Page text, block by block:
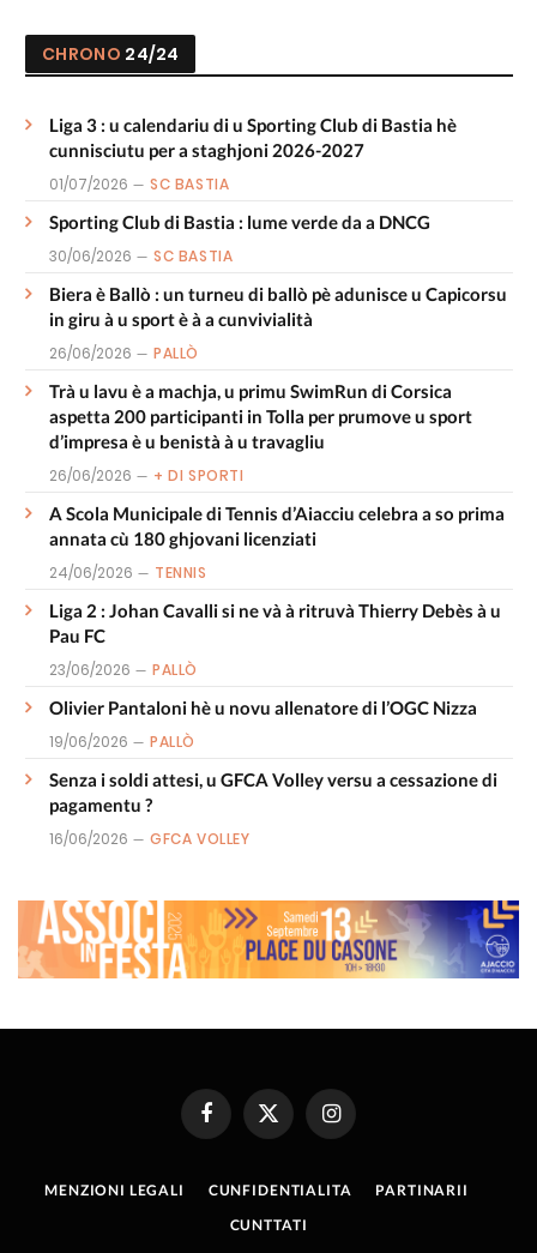
CHRONO 24/24
Liga 3 : u calendariu di u Sporting Club di Bastia hè
cunnisciutu per a staghjoni 2026-2027
01/07/2026 SC BASTIA
Sporting Club di Bastia : lume verde da a DNCG
30/06/2026 SC BASTIA
Biera è Ballò : un turneu di ballò pè adunisce u Capicorsu
in giru à u sport è à a cunvivialità
26/06/2026 PALLÒ
Trà u lavu è a machja, u primu SwimRun di Corsica
aspetta 200 participanti in Tolla per prumove u sport
d’impresa è u benistà à u travagliu
26/06/2026 + DI SPORTI
A Scola Municipale di Tennis d’Aiacciu celebra a so prima
annata cù 180 ghjovani licenziati
24/06/2026 TENNIS
Liga 2 : Johan Cavalli si ne và à ritruvà Thierry Debès à u
Pau FC
23/06/2026 PALLÒ
Olivier Pantaloni hè u novu allenatore di l’OGC Nizza
19/06/2026 PALLÒ
Senza i soldi attesi, u GFCA Volley versu a cessazione di
pagamentu ?
16/06/2026 GFCA VOLLEY
FacebookX
(Twitter)
Instagram
MENZIONI LEGALI CUNFIDENTIALITA
PARTINARII
CUNTTATI